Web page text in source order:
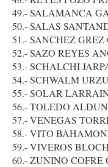
49.- SALAMANCA
50.- SALAS
51.- SANCHEZ GREZ
52.- SAZO REYES
53.- SCHALCHI
54.- SCHWALM
55.- SOLAR
56.- TOLEDO
57.- VENEGAS
58.- VITO
59.- VIVEROS
60.- ZUNINO COFRE